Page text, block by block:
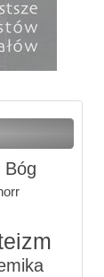
Bóg